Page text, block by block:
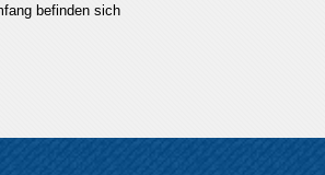
befinden sich